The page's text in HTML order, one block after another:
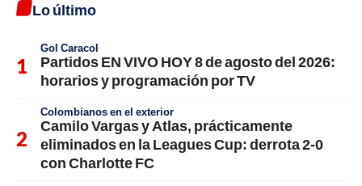
Lo último
Gol Caracol
Partidos EN VIVO HOY 8 de agosto del 2026:
horarios y programación por TV
Colombianos en el exterior
Camilo Vargas y Atlas, prácticamente
eliminados en la Leagues Cup: derrota 2-0
con Charlotte FC